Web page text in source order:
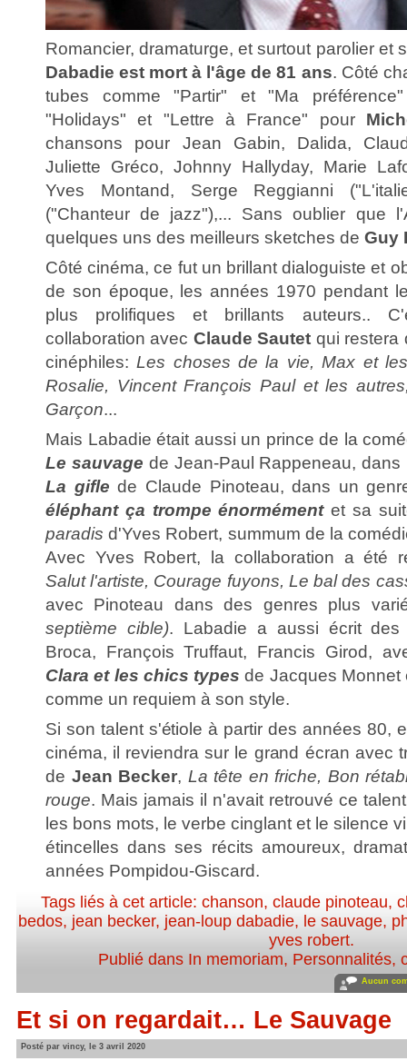
Romancier, dramaturge, et surtout parolier et
Dabadie est mort à l'âge de 81 ans. Côté
tubes comme "Partir" et "Ma
"Holidays" et "Lettre à France" pour
chansons pour Jean Gabin, Dalida,
Juliette Gréco, Johnny Hallyday, Marie
Yves Montand, Serge Reggianni
("Chanteur de jazz"),... Sans oublier que
quelques uns des meilleurs sketches de Guy
Côté cinéma, ce fut un brillant dialoguiste et
de son époque, les années 1970 pendant
plus prolifiques et brillants auteurs..
collaboration avec Claude Sautet qui restera
cinéphiles: Les choses de la vie, Max et
Rosalie, Vincent François Paul et les
Garçon...
Mais Labadie était aussi un prince de la
Le sauvage de Jean-Paul Rappeneau,
La gifle de Claude Pinoteau, dans un
éléphant ça trompe énormémentet sa
paradis d'Yves Robert, summum de la
Avec Yves Robert, la collaboration a été
Salut l'artiste, Courage fuyons, Le bal des
avec Pinoteau dans des genres plus
septième cible). Labadie a aussi écrit
Broca, François Truffaut, Francis Girod,
Clara et les chics types de Jacques
comme un requiem à son style.
Si son talent s'étiole à partir des années 80,
cinéma, il reviendra sur le grand écran avec
de Jean Becker, La tête en friche, Bon
rouge. Mais jamais il n'avait retrouvé ce
les bons mots, le verbe cinglant et le silence
étincelles dans ses récits amoureux,
années Pompidou-Giscard.
Tags liés à cet article: chanson, claude pinoteau,
bedos, jean becker, jean-loup dabadie, le sauvage,
yves robert.
Publié dans In memoriam, Personnalités,
Aucun
Et si on regardait… Le Sauvage
Posté par vincy, le 3 avril 2020